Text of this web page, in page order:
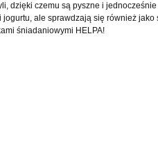
dzięki czemu są pyszne i
ale sprawdzają się również jako
śniadaniowymi HELPA!